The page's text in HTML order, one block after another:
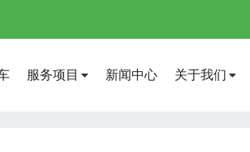
服务项目 新闻中心 关于我们